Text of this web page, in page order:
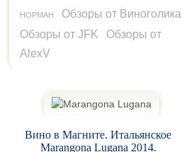
НОРМАН
Обзоры от Виноголика
Обзоры от JFK
Обзоры от
AlexV
Вино в Магните. Итальянское
Marangona Lugana 2014.